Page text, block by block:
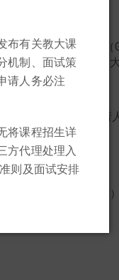
文凭高级程度考试
））（注：全国
及职业教育）的申请
教学科目研习（TSS
布有关教大课
机制、面试策
请人务必注
将课程招生详
方代理处理入
则及面试安排